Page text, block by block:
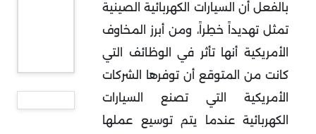
بالفعل أن السيارات الكهربائية الصينية
تمثل تهديداً خطِراً، ومن أبرز المخاوف
الأمريكية أنها تأثر في الوظائف التي
كانت من المتوقع أن توفرها الشركات
الأمريكية التي تصنع السيارات
الكهربائية عندما يتم توسيع عملها